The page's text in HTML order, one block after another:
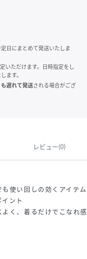
日にまとめて発送いたしま
いただけます。日時指定をし
ます。
遅れて発送される場合がござ
レビュー(0)
使い回しの効くアイテム
ント
く、着るだけでこなれ感